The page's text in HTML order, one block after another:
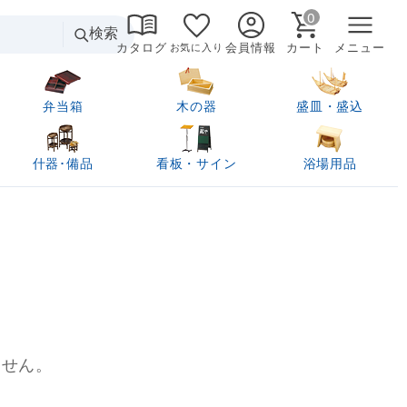
検索
カタログ お気に入り 会員情報
0
カート メニュー
弁当箱 木の器 盛皿・盛込
什器･備品 看板・サイン 浴場用品
ん。